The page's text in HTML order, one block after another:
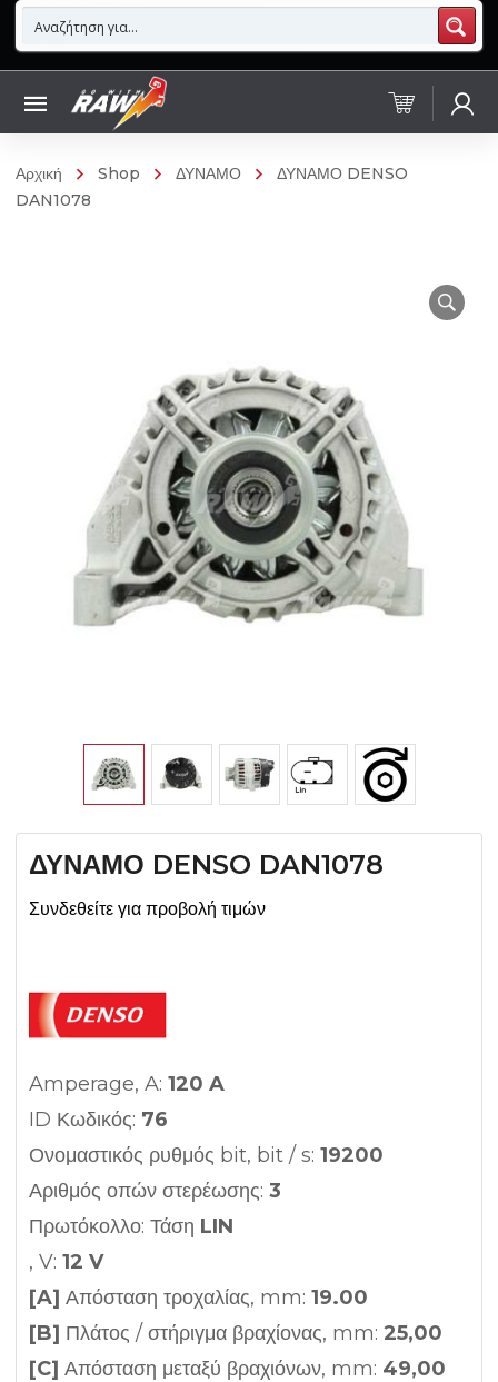
Αρχική Shop ΔΥΝΑΜΟ
ΔΥΝΑΜΟ DENSO
DAN1078
ΔΥΝΑΜΟ DENSO DAN1078
Συνδεθείτε για προβολή τιμών
Amperage, A: 120 A
ID Κωδικός: 76
Ονομαστικός ρυθμός bit, bit / s: 19200
Αριθμός οπών στερέωσης: 3
Πρωτόκολλο: Τάση LIN
, V: 12 V
[A] Απόσταση τροχαλίας, mm: 19.00
[B] Πλάτος / στήριγμα βραχίονας, mm: 25,00
[C] Απόσταση μεταξύ βραχιόνων, mm: 49,00